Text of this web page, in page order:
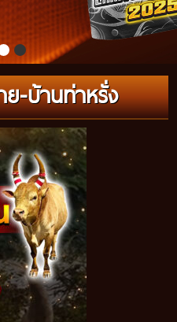
-บ้านท่าหรั่ง